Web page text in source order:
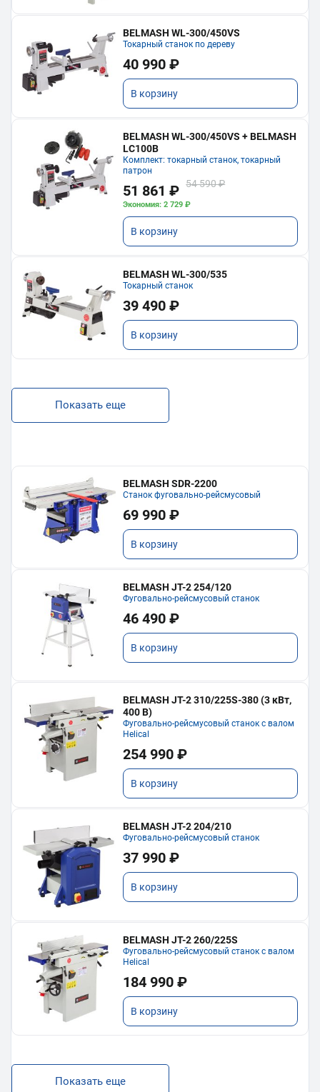
BELMASH WL-300/450VS
Токарный станок по дереву
40 990 ₽
В корзину
BELMASH WL-300/450VS + BELMASH
LC100B
Комплект: токарный станок, токарный
патрон
51 861 ₽ 54 590 ₽
Экономия: 2 729 ₽
В корзину
BELMASH WL-300/535
Токарный станок
39 490 ₽
В корзину
Показать еще
BELMASH SDR-2200
Станок фуговально-рейсмусовый
69 990 ₽
В корзину
BELMASH JT-2 254/120
Фуговально-рейсмусовый станок
46 490 ₽
В корзину
BELMASH JT-2 310/225S-380 (3 кВт,
400 В)
Фуговально-рейсмусовый станок с валом
Helical
254 990 ₽
В корзину
BELMASH JT-2 204/210
Фуговально-рейсмусовый станок
37 990 ₽
В корзину
BELMASH JT-2 260/225S
Фуговально-рейсмусовый станок с валом
Helical
184 990 ₽
В корзину
Показать еще